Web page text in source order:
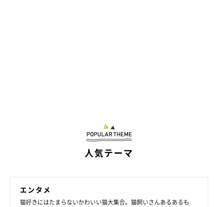
人気テーマ
エンタメ
猫好きにはたまらないかわいい猫大集合。猫飼いさんあるあるも